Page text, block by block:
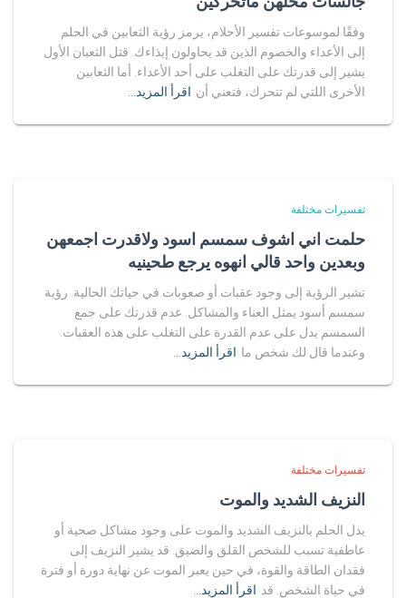
وفقًا لموسوعات تفسير الأحلام، يرمز رؤية الثعابين في الحلم
إلى الأعداء والخصوم الذين قد يحاولون إيذاءك. قتل الثعبان الأول
يشير إلى قدرتك على التغلب على أحد الأعداء. أما الثعابين
الأخرى اللتي لم تتحرك، فتعني أن اقرأ المزيد…
تفسيرات مختلفة
حلمت اني اشوف سمسم اسود ولاقدرت اجمعهن
وبعدين واحد قالي انهوه يرجع طحينيه
تشير الرؤية إلى وجود عقبات أو صعوبات في حياتك الحالية. رؤية
سمسم أسود يمثل العناء والمشاكل. عدم قدرتك على جمع
السمسم يدل على عدم القدرة على التغلب على هذه العقبات.
وعندما قال لك شخص ما اقرأ المزيد…
تفسيرات مختلفة
النزيف الشديد والموت
يدل الحلم بالنزيف الشديد والموت على وجود مشاكل صحية أو
عاطفية تسبب للشخص القلق والضيق. قد يشير النزيف إلى
فقدان الطاقة والقوة، في حين يعبر الموت عن نهاية دورة أو فترة
في حياة الشخص. قد اقرأ المزيد…